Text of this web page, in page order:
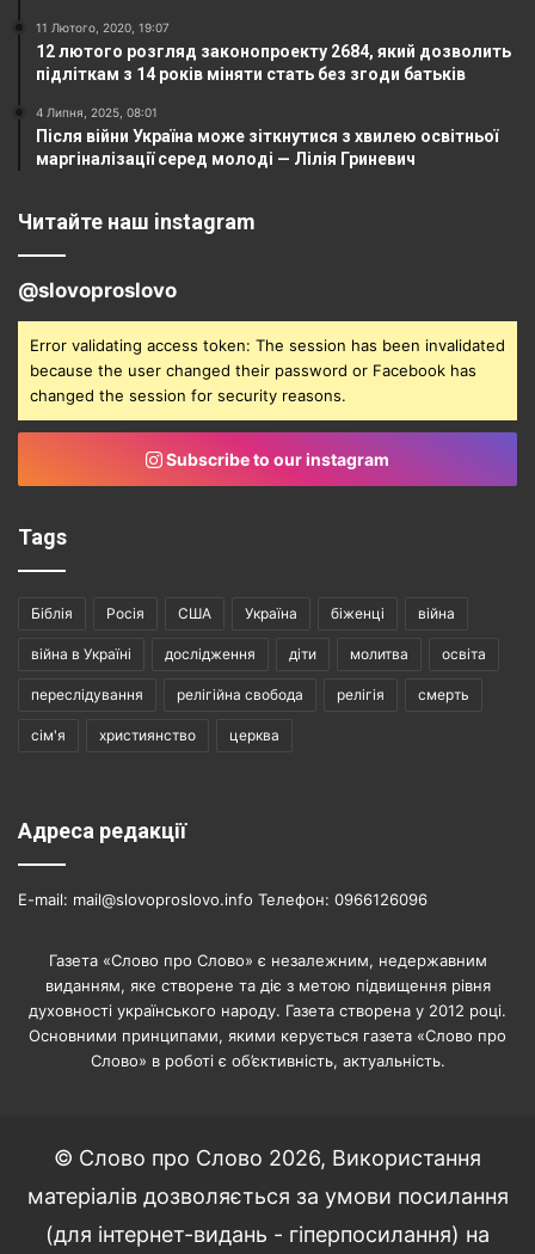
11 Лютого, 2020, 19:07
12 лютого розгляд законопроекту 2684, який дозволить
підліткам з 14 років міняти стать без згоди батьків
4 Липня, 2025, 08:01
Після війни Україна може зіткнутися з хвилею освітньої
маргіналізації серед молоді — Лілія Гриневич
Читайте наш instagram
@slovoproslovo
Error validating access token: The session has been invalidated
because the user changed their password or Facebook has
changed the session for security reasons.
Subscribe to our instagram
Tags
Біблія Росія США Україна біженці війна
війна в Україні дослідження діти молитва освіта
переслідування релігійна свобода релігія смерть
сім'я християнство церква
Адреса редакції
E-mail: mail@slovoproslovo.info Телефон: 0966126096
Газета «Слово про Слово» є незалежним, недержавним
виданням, яке створене та діє з метою підвищення рівня
духовності українського народу. Газета створена у 2012 році.
Основними принципами, якими керується газета «Слово про
Слово» в роботі є об’єктивність, актуальність.
© Слово про Слово 2026, Використання
матеріалів дозволяється за умови посилання
(для інтернет-видань - гіперпосилання) на